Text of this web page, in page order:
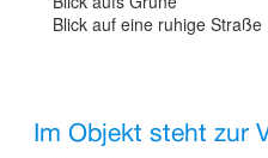
Blick auf eine ruhige Straße
Im Objekt steht zur